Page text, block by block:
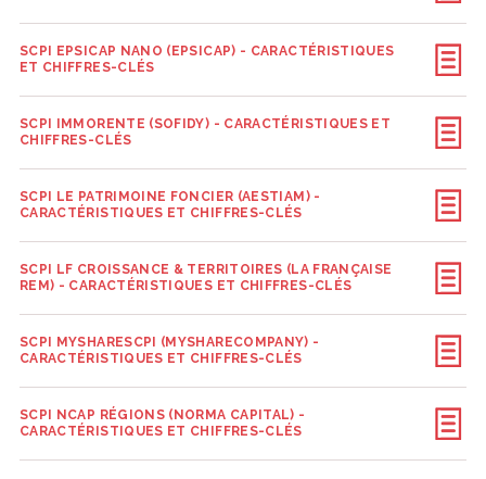
SCPI EPSICAP NANO (EPSICAP) - CARACTÉRISTIQUES
ET CHIFFRES-CLÉS
SCPI IMMORENTE (SOFIDY) - CARACTÉRISTIQUES ET
CHIFFRES-CLÉS
SCPI LE PATRIMOINE FONCIER (AESTIAM) -
CARACTÉRISTIQUES ET CHIFFRES-CLÉS
SCPI LF CROISSANCE & TERRITOIRES (LA FRANÇAISE
REM) - CARACTÉRISTIQUES ET CHIFFRES-CLÉS
SCPI MYSHARESCPI (MYSHARECOMPANY) -
CARACTÉRISTIQUES ET CHIFFRES-CLÉS
SCPI NCAP RÉGIONS (NORMA CAPITAL) -
CARACTÉRISTIQUES ET CHIFFRES-CLÉS